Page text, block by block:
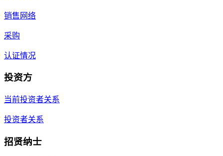
销售网络
采购
认证情况
投资方
当前投资者关系
投资者关系
招贤纳士